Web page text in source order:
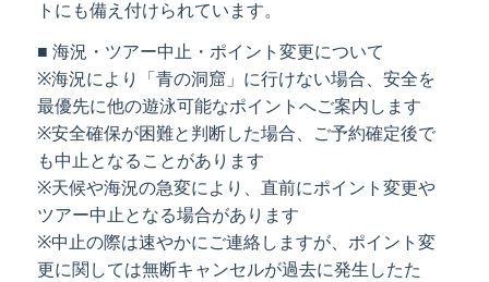
トにも備え付けられています。
■ 海況・ツアー中止・ポイント変更について
※海況により「青の洞窟」に行けない場合、安全を
最優先に他の遊泳可能なポイントへご案内します
※安全確保が困難と判断した場合、ご予約確定後で
も中止となることがあります
※天候や海況の急変により、直前にポイント変更や
ツアー中止となる場合があります
※中止の際は速やかにご連絡しますが、ポイント変
更に関しては無断キャンセルが過去に発生したた